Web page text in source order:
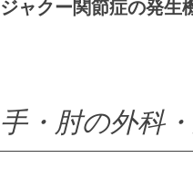
ジャクー関節症の発生
手・肘の外科